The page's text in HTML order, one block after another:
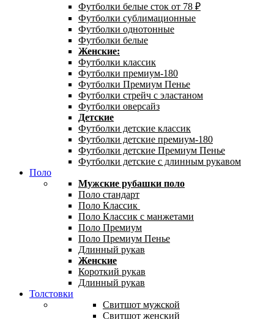
Футболки белые сток от 78 ₽
Футболки сублимационные
Футболки однотонные
Футболки белые
Женские:
Футболки классик
Футболки премиум-180
Футболки Премиум Пенье
Футболки стрейч с эластаном
Футболки оверсайз
Детские
Футболки детские классик
Футболки детские премиум-180
Футболки детские Премиум Пенье
Футболки детские с длинным рукавом
Поло
Мужские рубашки поло
Поло стандарт
Поло Классик
Поло Классик с манжетами
Поло Премиум
Поло Премиум Пенье
Длинный рукав
Женские
Короткий рукав
Длинный рукав
Толстовки
Свитшот мужской
Свитшот женский